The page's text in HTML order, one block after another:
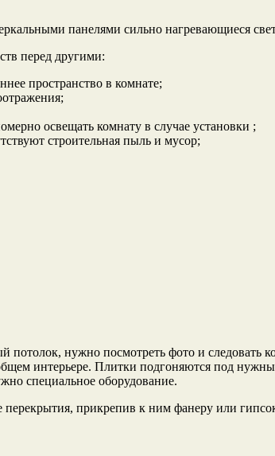
панелями сильно нагревающиеся
перед другими:
пространство в комнате;
освещать комнату в случае установки ;
строительная пыль и мусор;
потолок, нужно посмотреть фото и
интерьере. Плитки подгоняются под
специальное оборудование.
прикрепив к ним фанеру или